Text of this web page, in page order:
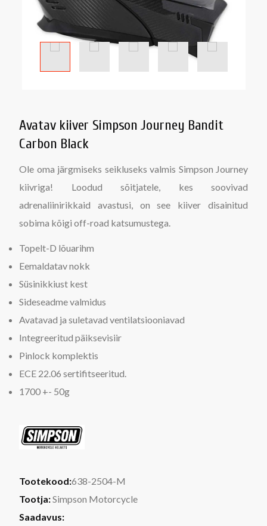
Avatav kiiver Simpson Journey Bandit
Carbon Black
Ole oma järgmiseks seikluseks valmis Simpson Journey
kiivriga! Loodud sõitjatele, kes soovivad
adrenaliinirikkaid avastusi, on see kiiver disainitud
sobima kõigi off-road katsumustega.
Topelt-D lõuarihm
Eemaldatav nokk
Süsinikkiust kest
Sideseadme valmidus
Avatavad ja suletavad ventilatsiooniavad
Integreeritud päiksevisiir
Pinlock komplektis
ECE 22.06 sertifitseeritud.
1700 +- 50g
Tootekood:638-2504-M
Tootja:Simpson Motorcycle
Saadavus: